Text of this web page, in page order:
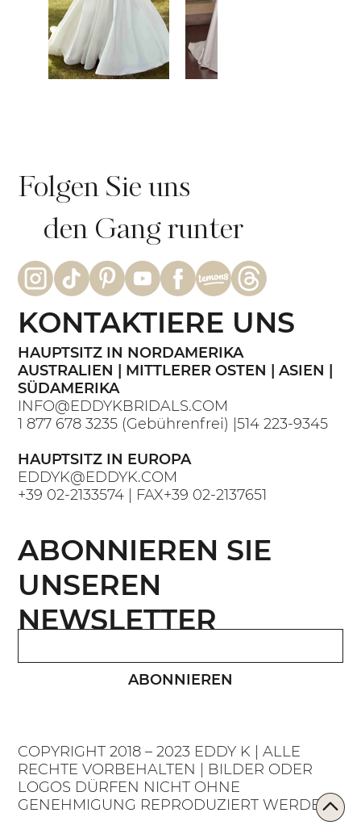
COPYRIGHT 2018 – 2023 EDDY K | ALLE
RECHTE VORBEHALTEN | BILDER ODER
LOGOS DÜRFEN NICHT OHNE
GENEHMIGUNG REPRODUZIERT WERDEN.
Folgen Sie uns
den Gang runter
HAUPTSITZ IN NORDAMERIKA
AUSTRALIEN | MITTLERER OSTEN | ASIEN |
SÜDAMERIKA
INFO@EDDYKBRIDALS.COM
1 877 678 3235 (Gebührenfrei) |514 223-9345
HAUPTSITZ IN EUROPA
EDDYK@EDDYK.COM
+39 02-2133574 | FAX+39 02-2137651
KONTAKTIERE UNS
ABONNIEREN
ABONNIEREN SIE
UNSEREN
NEWSLETTER